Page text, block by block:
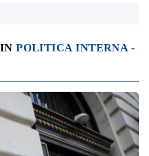
POLITICA INTERNA -